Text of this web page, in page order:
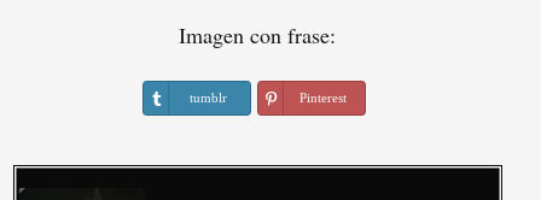
Imagen con frase:
tumblr Pinterest